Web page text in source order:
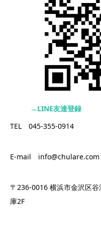
→LINE友達登録
TEL 045-355-0914
E-mail info@chulare.com
〒236-0016 横浜市金沢区
庫2F